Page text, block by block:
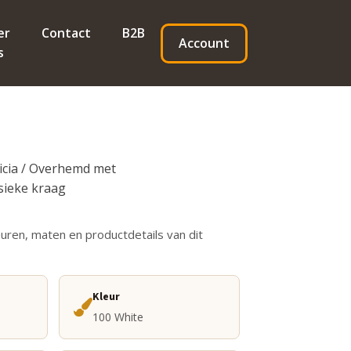
Contact B2B
Account
/ Overhemd met
kraag
maten en productdetails van dit
Kleur
100 White